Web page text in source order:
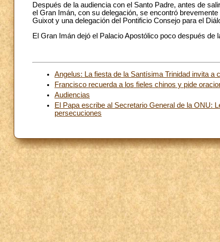
Después de la audiencia con el Santo Padre, antes de
el Gran Imán, con su delegación, se encontró
Guixot y una delegación del Pontificio Consejo para el
El Gran Imán dejó el Palacio Apostólico poco después de
Angelus: La fiesta de la Santísima Trinidad invita
Francisco recuerda a los fieles chinos y pide
Audiencias
El Papa escribe al Secretario General de la ONU:
persecuciones